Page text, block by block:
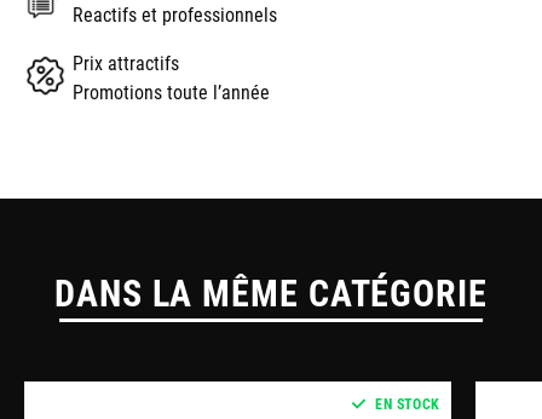
Reactifs et professionnels
Prix attractifs
Promotions toute l’année
DANS LA MÊME CATÉGORIE
EN STOCK